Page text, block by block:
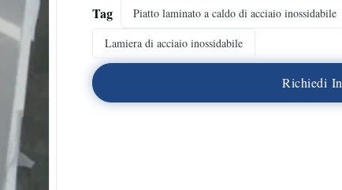
Tag Piatto laminato a caldo di acciaio inossidabile
Lamiera di acciaio inossidabile
Richiedi In